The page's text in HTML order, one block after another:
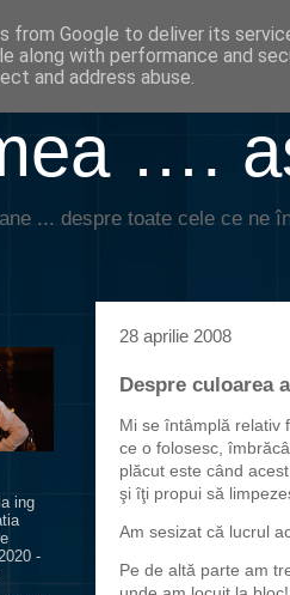
….
... despre toate cele ce ne
28 aprilie 2008
Despre culoarea
Mi se întâmplă relativ
ce o folosesc ,
plăcut este când
şi îţi propui să
Am sesizat că lucrul
Pe de altă parte am
ing
-
from Google to deliver its
along with performance and
and address abuse.